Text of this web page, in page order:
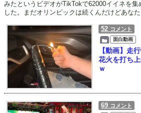
みたというビデオがTikTokで62000イイネを集
した。まだオリンピックは続くんだけどあな
52 コメント
面白動画
【動画】走
花火を打ち
ｗ
69 コメント